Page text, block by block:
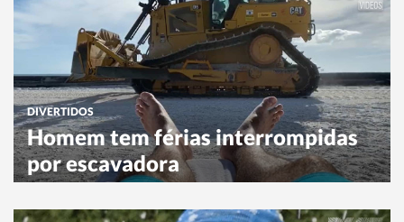
DIVERTIDOS
Homem tem férias interrompidas
por escavadora